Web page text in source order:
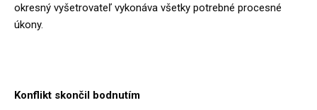
okresný vyšetrovateľ vykonáva všetky potrebné procesné
úkony.
Konflikt skončil bodnutím